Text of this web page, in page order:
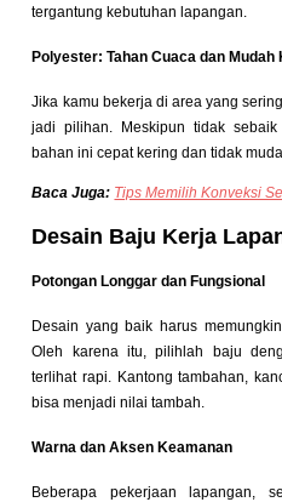
tergantung kebutuhan lapangan.
Polyester: Tahan Cuaca dan Mudah
Jika kamu bekerja di area yang
jadi pilihan. Meskipun tidak
bahan ini cepat kering dan tidak
Baca Juga: Tips Memilih Konveksi
Desain Baju Kerja
Potongan Longgar dan Fungsional
Desain yang baik harus
Oleh karena itu, pilihlah baju
terlihat rapi. Kantong tambahan,
bisa menjadi nilai tambah.
Warna dan Aksen Keamanan
Beberapa pekerjaan lapangan,